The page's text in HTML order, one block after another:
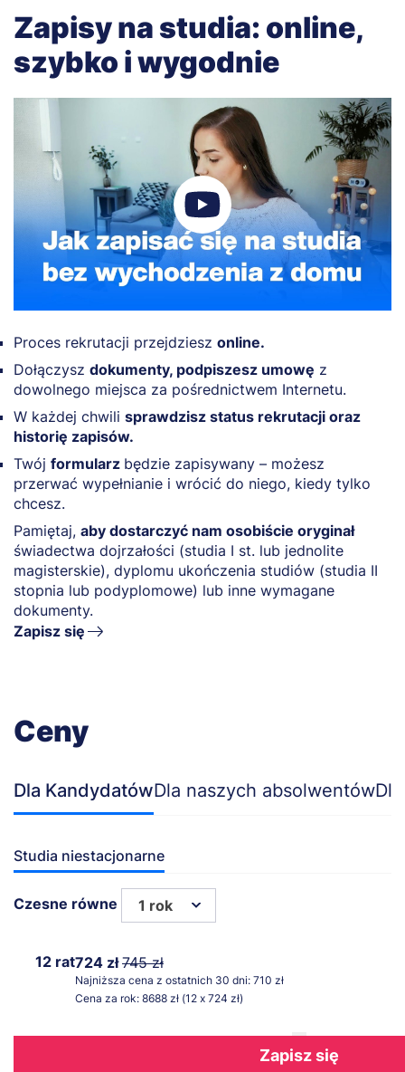
Zapisy na studia: online,
szybko i wygodnie
Proces rekrutacji przejdziesz online.
Dołączysz dokumenty, podpiszesz umowę z
dowolnego miejsca za pośrednictwem Internetu.
W każdej chwili sprawdzisz status rekrutacji oraz
historię zapisów.
Twój formularz będzie zapisywany – możesz
przerwać wypełnianie i wrócić do niego, kiedy tylko
chcesz.
Pamiętaj, aby dostarczyć nam osobiście oryginał
świadectwa dojrzałości (studia I st. lub jednolite
magisterskie), dyplomu ukończenia studiów (studia II
stopnia lub podyplomowe) lub inne wymagane
dokumenty.
Zapisz się
Ceny
Dla KandydatówDla naszych absolwentów
Studia niestacjonarne
Czesne równe 1 rok
12 rat724 zł745 zł
Najniższa cena z ostatnich 30 dni: 710 zł
Cena za rok: 8688 zł (12 x 724 zł)
Zapisz się